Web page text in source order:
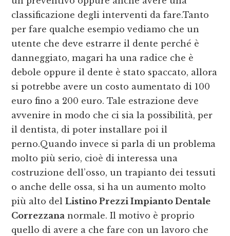
classificazione degli interventi da fare.Tanto
per fare qualche esempio vediamo che un
utente che deve estrarre il dente perché è
danneggiato, magari ha una radice che è
debole oppure il dente è stato spaccato, allora
si potrebbe avere un costo aumentato di 100
euro fino a 200 euro. Tale estrazione deve
avvenire in modo che ci sia la possibilità, per
il dentista, di poter installare poi il
perno.Quando invece si parla di un problema
molto più serio, cioè di interessa una
costruzione dell’osso, un trapianto dei tessuti
o anche delle ossa, si ha un aumento molto
più alto delListino Prezzi Impianto Dentale
Correzzana normale. Il motivo è proprio
quello di avere a che fare con un lavoro che